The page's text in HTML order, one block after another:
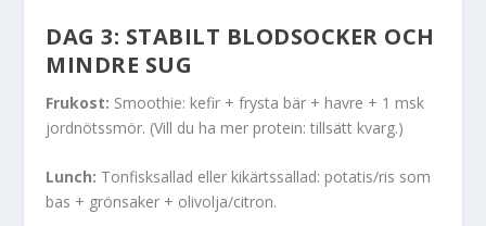
DAG 3: STABILT BLODSOCKER OCH
MINDRE SUG
Frukost: Smoothie: kefir + frysta bär + havre + 1 msk
jordnötssmör. (Vill du ha mer protein: tillsätt kvarg.)
Lunch: Tonfisksallad eller kikärtssallad: potatis/ris som
bas + grönsaker + olivolja/citron.